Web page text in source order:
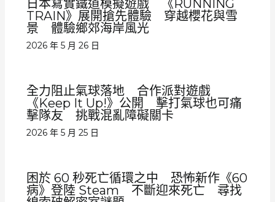
日本寫實鐵道模擬遊戲 《RUNNING
TRAIN》展開搶先體驗 穿越櫻花與雪
景 體驗鄉郊海岸風光
2026 年 5 月 26 日
全力阻止氣球落地 合作派對遊戲
《Keep It Up!》公開 擊打氣球也可痛
擊隊友 挑戰混亂障礙關卡
2026 年 5 月 25 日
困於 60 秒死亡循環之中 恐怖新作《60
病》登陸 Steam 不斷迎來死亡 尋找